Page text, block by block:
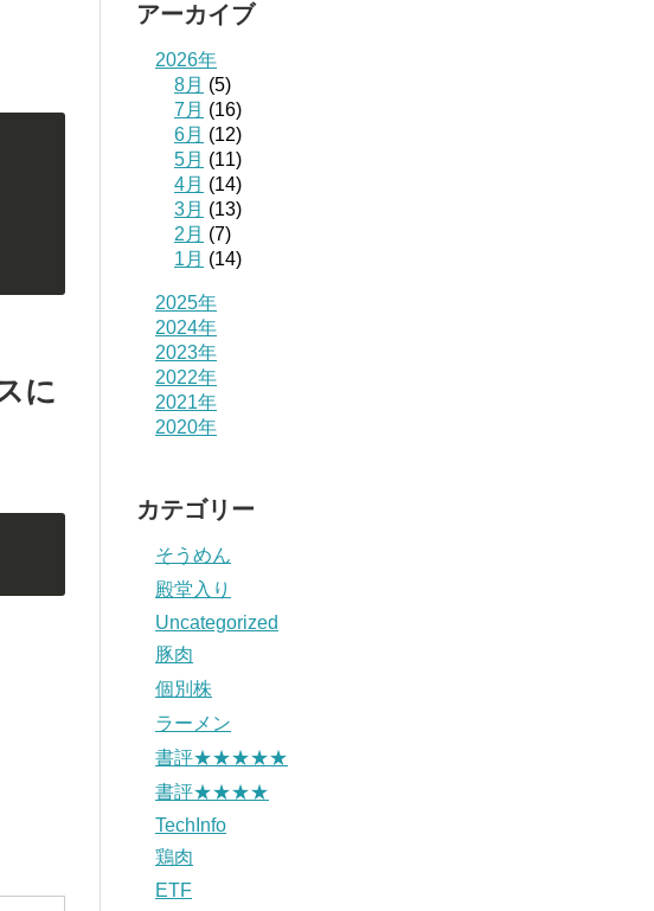
に
アーカイブ
2026年
8月 (5)
7月 (16)
6月 (12)
5月 (11)
4月 (14)
3月 (13)
2月 (7)
1月 (14)
2025年
2024年
2023年
2022年
2021年
2020年
カテゴリー
そうめん
殿堂入り
Uncategorized
豚肉
個別株
ラーメン
書評★★★★★
書評★★★★
TechInfo
鶏肉
ETF